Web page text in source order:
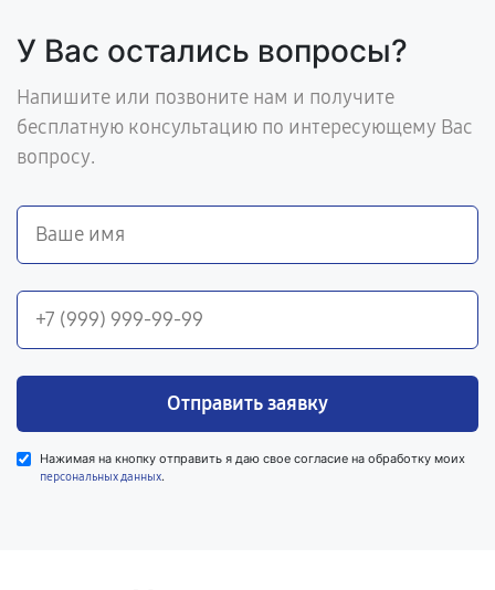
У Вас остались вопросы?
Напишите или позвоните нам и получите
бесплатную консультацию по интересующему Вас
вопросу.
Отправить заявку
Нажимая на кнопку отправить я даю свое согласие на обработку моих
персональных данных.